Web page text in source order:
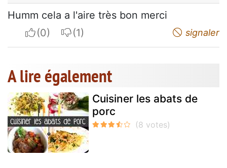
Humm cela a l'aire très bon merci
I apreciateI do not appreciate signaler
A lire également
Cuisiner les abats de
porc